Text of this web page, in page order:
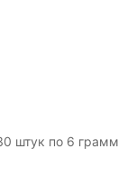
штук по 6 грамм